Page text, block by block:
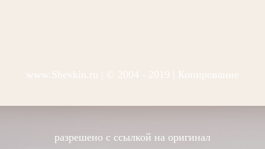
www.Shevkin.ru | © 2004 - 2019 | Копирование
разрешено с ссылкой на оригинал